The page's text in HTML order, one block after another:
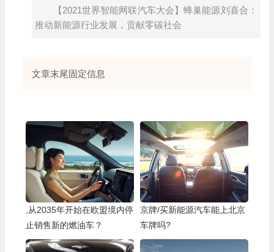
【2021世界智能网联汽车大会】蜂巢能源刘喜合：
推动新能源行业发展，贡献零碳社会
文章末尾固定信息
,从2035年开始在欧盟境内停
止销售新的燃油车？
京牌/买新能源汽车能上北京
车牌吗?